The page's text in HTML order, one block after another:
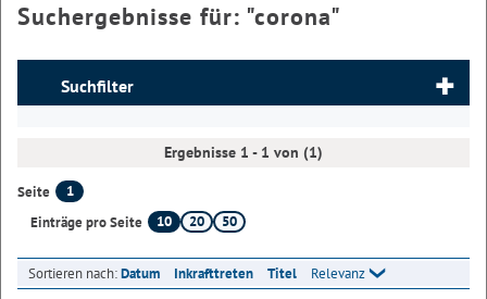
Suchergebnisse für: "corona"
Suchfilter
Ergebnisse 1 - 1 von (1)
Seite
1
Einträge pro Seite
10 20 50
Sortieren nach:Datum Inkrafttreten Titel Relevanz